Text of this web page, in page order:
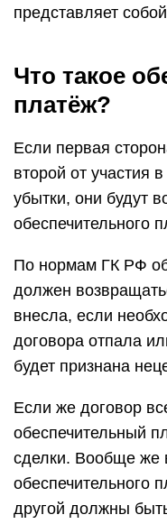
представляет
Что такое
платёж?
Если первая
второй от участия
убытки, они будут
обеспечительного
По нормам ГК РФ
должен
внесла, если
договора отпала
будет признана
Если же договор
обеспечительный
сделки. Вообще же
обеспечительного
другой должны